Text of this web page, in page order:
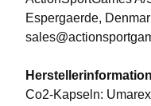
Espergaerde,
Co2-Kapseln: